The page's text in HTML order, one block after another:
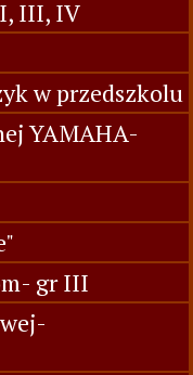
III, IV
w przedszkolu
YAMAHA-
gr III